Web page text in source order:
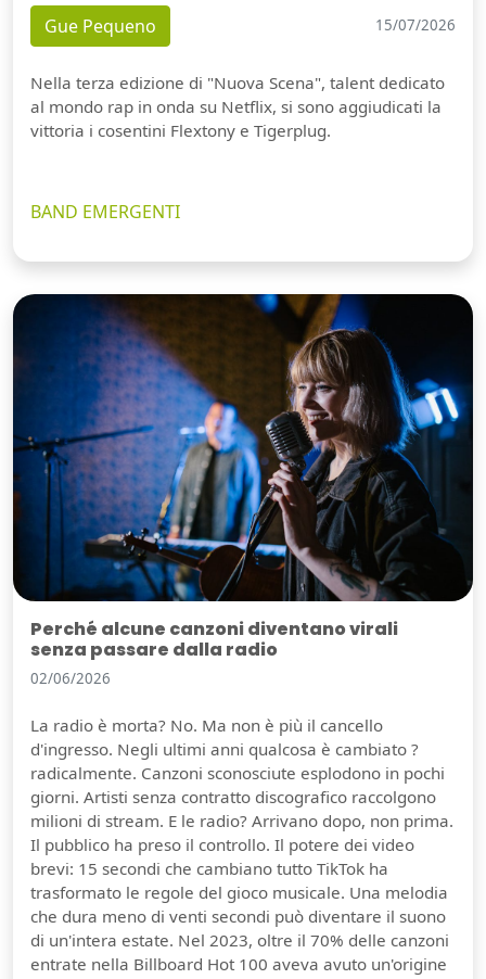
Gue Pequeno 15/07/2026
Nella terza edizione di "Nuova Scena", talent dedicato
al mondo rap in onda su Netflix, si sono aggiudicati la
vittoria i cosentini Flextony e Tigerplug.
BAND EMERGENTI
Perché alcune canzoni diventano virali
senza passare dalla radio
02/06/2026
La radio è morta? No. Ma non è più il cancello
d'ingresso. Negli ultimi anni qualcosa è cambiato ?
radicalmente. Canzoni sconosciute esplodono in pochi
giorni. Artisti senza contratto discografico raccolgono
milioni di stream. E le radio? Arrivano dopo, non prima.
Il pubblico ha preso il controllo. Il potere dei video
brevi: 15 secondi che cambiano tutto TikTok ha
trasformato le regole del gioco musicale. Una melodia
che dura meno di venti secondi può diventare il suono
di un'intera estate. Nel 2023, oltre il 70% delle canzoni
entrate nella Billboard Hot 100 aveva avuto un'origine